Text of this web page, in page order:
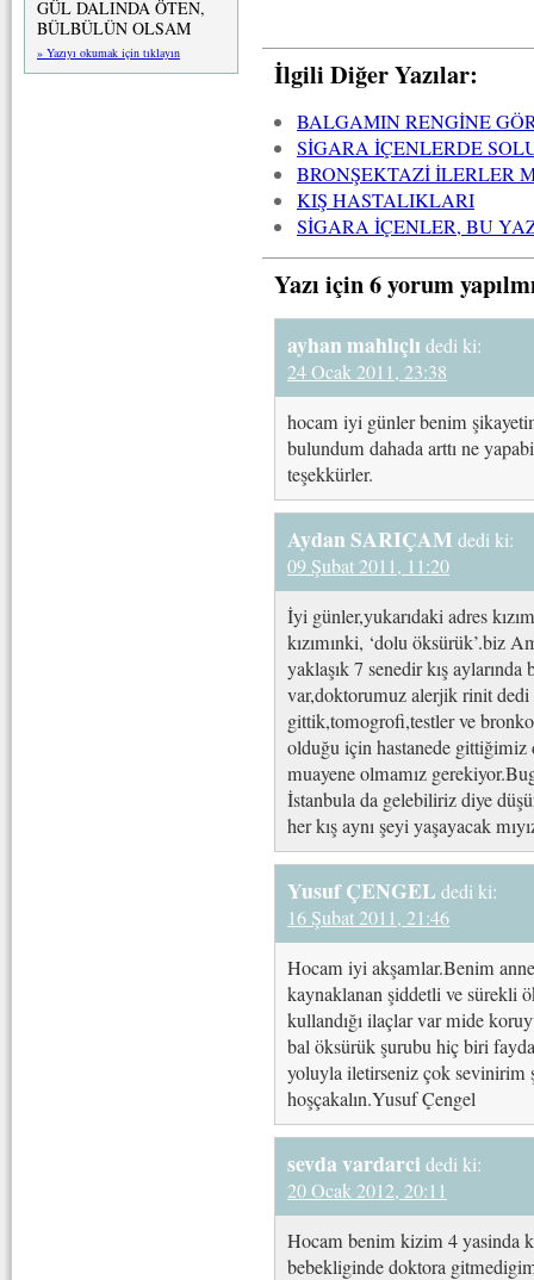
GÜL DALINDA ÖTEN,
BÜLBÜLÜN OLSAM
» Yazıyı okumak için tıklayın
İlgili Diğer Yazılar:
BALGAMIN RENGİNE
SİGARA İÇENLERDE
BRONŞEKTAZİ İLERLER
KIŞ HASTALIKLARI
SİGARA İÇENLER, BU
Yazı için 6 yorum
ayhan mahlıçlı dedi ki:
24 Ocak 2011, 23:38
hocam iyi günler benim
bulundum dahada arttı ne
teşekkürler.
Aydan SARIÇAM dedi ki:
09 Şubat 2011, 11:20
İyi günler,yukarıdaki adres
kızımınki, ‘dolu öksürük’.biz
yaklaşık 7 senedir kış
var,doktorumuz alerjik rinit dedi
gittik,tomogrofi,testler ve
olduğu için hastanede
muayene olmamız
İstanbula da gelebiliriz diye
her kış aynı şeyi yaşayacak
Yusuf ÇENGEL dedi ki:
16 Şubat 2011, 21:46
Hocam iyi akşamlar.Benim
kaynaklanan şiddetli ve sürekli
kullandığı ilaçlar var mide
bal öksürük şurubu hiç biri
yoluyla iletirseniz çok sevinirim
hoşçakalın.Yusuf Çengel
sevda vardarci dedi ki:
20 Ocak 2012, 20:11
Hocam benim kizim 4 yasinda
bebekliginde doktora